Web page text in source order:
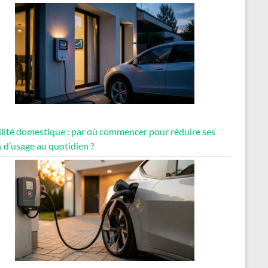
domestique : par où commencer pour réduire ses
d’usage au quotidien ?